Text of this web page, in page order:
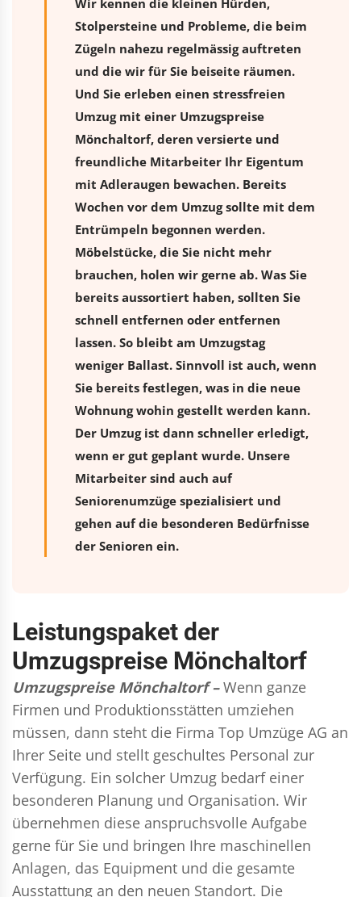
Stolpersteine und Probleme, die beim
Zügeln nahezu regelmässig auftreten
und die wir für Sie beiseite räumen.
Und Sie erleben einen stressfreien
Umzugmit einer Umzugspreise
Mönchaltorf, deren versierte und
freundliche Mitarbeiter Ihr Eigentum
mit Adleraugen bewachen. Bereits
Wochen vor dem Umzug sollte mit dem
Entrümpeln begonnen werden.
Möbelstücke, die Sie nicht mehr
brauchen, holen wir gerne ab. Was Sie
bereits aussortiert haben, sollten Sie
schnell entfernen oder entfernen
lassen. So bleibt am Umzugstag
weniger Ballast. Sinnvoll ist auch, wenn
Sie bereits festlegen, was in die neue
Wohnung wohin gestellt werden kann.
Der Umzug ist dann schneller erledigt,
wenn er gut geplant wurde. Unsere
Mitarbeiter sind auch auf
Seniorenumzüge spezialisiert und
gehen auf die besonderen Bedürfnisse
der Senioren ein.
Leistungspaket der
Umzugspreise Mönchaltorf
Umzugspreise Mönchaltorf – Wenn ganze
Firmen und Produktionsstätten umziehen
müssen, dann steht die Firma Top Umzüge AG an
Ihrer Seite und stellt geschultes Personal zur
Verfügung. Ein solcher Umzug bedarf einer
besonderen Planung und Organisation. Wir
übernehmen diese anspruchsvolle Aufgabe
gerne für Sie und bringen Ihre maschinellen
Anlagen, das Equipment und die gesamte
Ausstattung an den neuen Standort. Die